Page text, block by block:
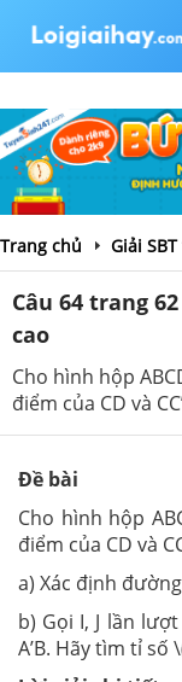
Trang chủ Giải
Câu 64 trang
cao
Cho hình hộp
điểm của CD và
Đề bài
Cho hình hộp
điểm của CD và
a) Xác định
b) Gọi I, J lần
A’B. Hãy tìm tỉ